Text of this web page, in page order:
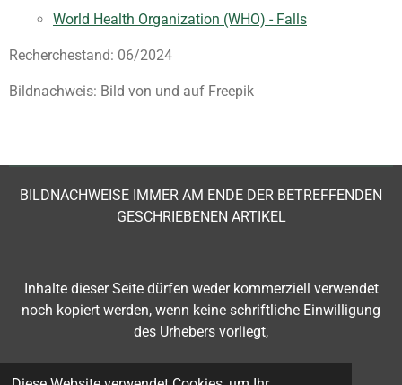
World Health Organization (WHO) - Falls
Recherchestand: 06/2024
Bildnachweis: Bild von und auf Freepik
BILDNACHWEISE IMMER AM ENDE DER BETREFFENDEN
GESCHRIEBENEN ARTIKEL
Inhalte dieser Seitedürfen weder kommerziell verwendet
noch kopiert werden, wenn keine schriftliche Einwilligung
des Urhebers vorliegt,
- auch nicht in bearbeiteter Form.